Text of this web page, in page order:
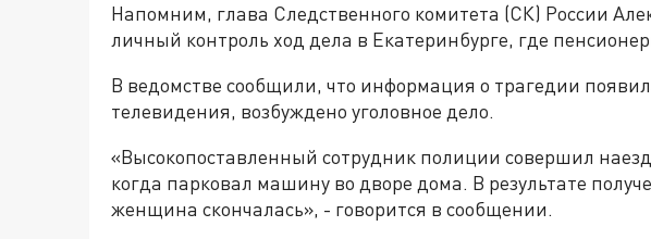
Напомним, глава Следственного комитета (СК) России
личный контроль ход дела в Екатеринбурге, где
В ведомстве сообщили, что информация о трагедии
телевидения, возбуждено уголовное дело.
«Высокопоставленный сотрудник полиции совершил
когда парковал машину во дворе дома. В результате
женщина скончалась», - говорится в сообщении.